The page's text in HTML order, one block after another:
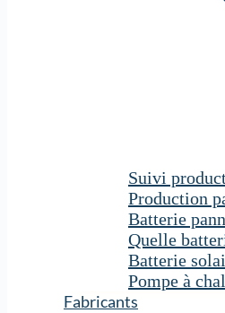
Suivi
Production
Batterie
Quelle
Batterie
Pompe à
Fabricants